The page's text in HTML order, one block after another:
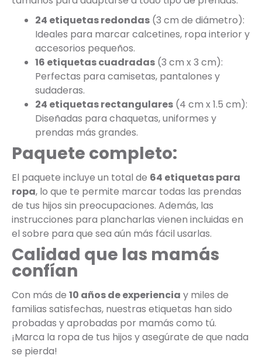
24 etiquetas redondas (3 cm de diámetro):
Ideales para marcar calcetines, ropa interior y
accesorios pequeños.
16 etiquetas cuadradas (3 cm x 3 cm):
Perfectas para camisetas, pantalones y
sudaderas.
24 etiquetas rectangulares (4 cm x 1.5 cm):
Diseñadas para chaquetas, uniformes y
prendas más grandes.
Paquete completo:
El paquete incluye un total de 64 etiquetas para
ropa, lo que te permite marcar todas las prendas
de tus hijos sin preocupaciones. Además, las
instrucciones para plancharlas vienen incluidas en
el sobre para que sea aún más fácil usarlas.
Calidad que las mamás
confían
Con más de 10 años de experiencia y miles de
familias satisfechas, nuestras etiquetas han sido
probadas y aprobadas por mamás como tú.
¡Marca la ropa de tus hijos y asegúrate de que nada
se pierda!